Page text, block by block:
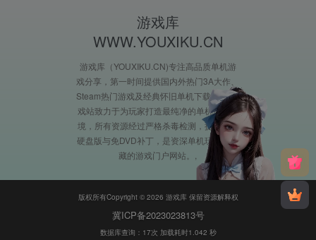
游戏库
WWW.YOUXIKU.CN
游戏库（YOUXIKU.CN)专注高品质单机游
戏分享，第一时间提供国内外热门3A大作、
Steam热门游戏及经典怀旧单机下载。XX游
戏站致力于为玩家打造最纯净的单机游戏环
境，所有资源经过严格杀毒检测，提供完整
硬盘版与免DVD补丁，是资深单机玩家必收
藏的游戏门户网站。
版权所有Copyright © 2026 游戏库 保留资源解释权
冀ICP备2023023813号
数据库查询：17次 加载耗时1.042 秒